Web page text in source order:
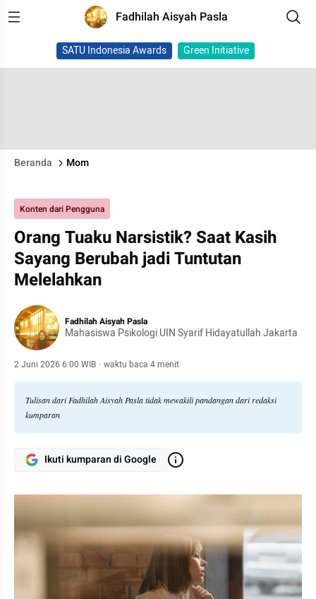
Fadhilah Aisyah Pasla
SATU Indonesia Awards Green Initiative
Beranda Mom
Konten dari Pengguna
Orang Tuaku Narsistik? Saat Kasih
Sayang Berubah jadi Tuntutan
Melelahkan
Fadhilah Aisyah Pasla
Mahasiswa Psikologi UIN Syarif Hidayatullah Jakarta
2 Juni 2026 6:00 WIB · waktu baca 4 menit
Tulisan dari Fadhilah Aisyah Pasla tidak mewakili pandangan dari redaksi
kumparan
Ikuti kumparan di Google